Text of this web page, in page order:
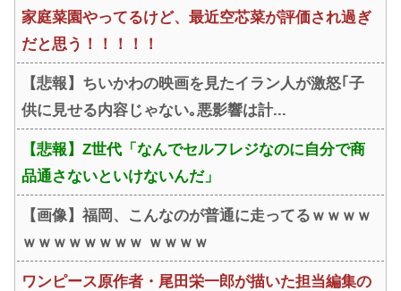
家庭菜園やってるけど、最近空芯菜が評価され過ぎ
だと思う！！！！！
【悲報】ちいかわの映画を見たイラン人が激怒｢子
供に見せる内容じゃない｡悪影響は計...
【悲報】Z世代「なんでセルフレジなのに自分で商
品通さないといけないんだ」
【画像】福岡、こんなのが普通に走ってるｗｗｗｗ
ｗｗｗｗｗｗｗｗ ｗｗｗｗ
ワンピース原作者・尾田栄一郎が描いた担当編集の